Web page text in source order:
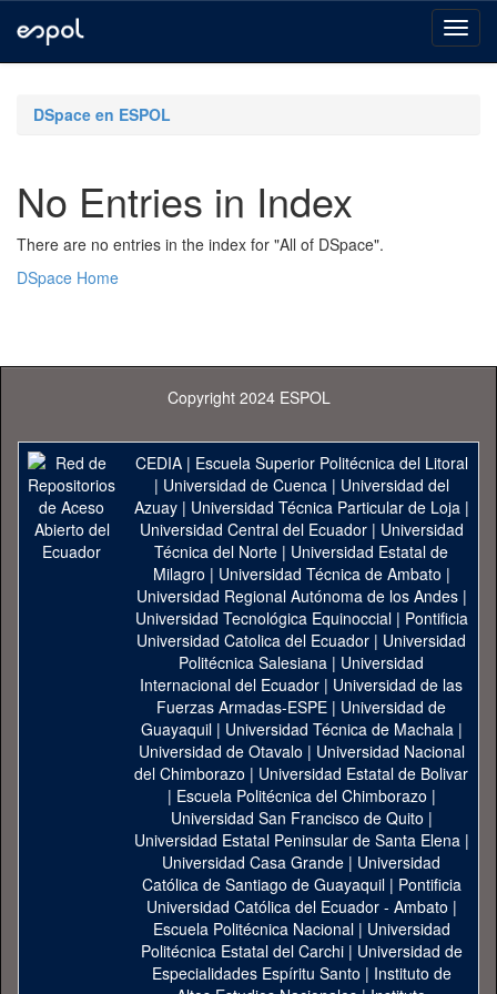
navigationDSpace en ESPOL
No Entries in Index
There are no entries in the index for "All of DSpace".
DSpace Home
Copyright 2024 ESPOL
CEDIA| Escuela Superior Politécnica del Litoral
| Universidad de Cuenca| Universidad del
Azuay| Universidad Técnica Particular de Loja|
Universidad Central del Ecuador| Universidad
Técnica del Norte | Universidad Estatal de
Milagro | Universidad Técnica de Ambato |
Universidad Regional Autónoma de los Andes|
Universidad Tecnológica Equinoccial| Pontificia
Universidad Catolica del Ecuador | Universidad
Politécnica Salesiana | Universidad
Internacional del Ecuador | Universidad de las
Fuerzas Armadas-ESPE | Universidad de
Guayaquil| Universidad Técnica de Machala|
Universidad de Otavalo | Universidad Nacional
del Chimborazo | Universidad Estatal de Bolivar
| Escuela Politécnica del Chimborazo |
Universidad San Francisco de Quito |
Universidad Estatal Peninsular de Santa Elena|
Universidad Casa Grande | Universidad
Católica de Santiago de Guayaquil| Pontificia
Universidad Católica del Ecuador - Ambato |
Escuela Politécnica Nacional| Universidad
Politécnica Estatal del Carchi| Universidad de
Especialidades Espíritu Santo | Instituto de